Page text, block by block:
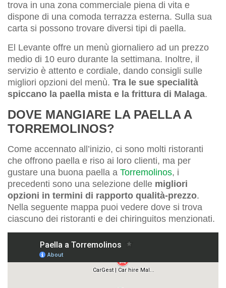
trova in una zona commerciale piena di vita e
dispone di una comoda terrazza esterna. Sulla sua
carta si possono trovare diversi tipi di paella.
El Levante offre un menù giornaliero ad un prezzo
medio di 10 euro durante la settimana. Inoltre, il
servizio è attento e cordiale, dando consigli sulle
migliori opzioni del menù. Tra le sue specialità
spiccano la paella mista e la frittura di Malaga.
DOVE MANGIARE LA PAELLA A
TORREMOLINOS?
Come accennato all’inizio, ci sono molti ristoranti
che offrono paella e riso ai loro clienti, ma per
gustare una buona paella a Torremolinos, i
precedenti sono una selezione delle migliori
opzioni in termini di rapporto qualità-prezzo.
Nella seguente mappa puoi vedere dove si trova
ciascuno dei ristoranti e dei chiringuitos menzionati.